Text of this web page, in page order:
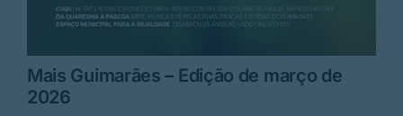
Mais Guimarães – Edição de março de
2026